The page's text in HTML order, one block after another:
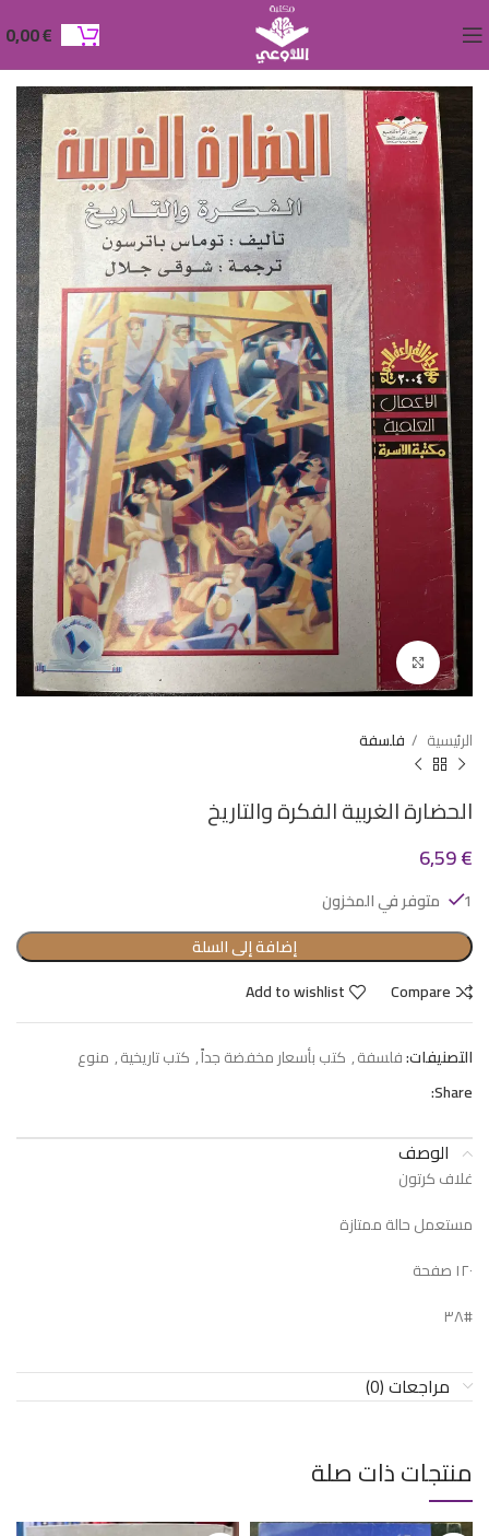
0,00€
Click to enlarge
الرئيسية فلسفة
الحضارة الغربية الفكرة والتاريخ
6,59€
1 متوفر في المخزون
إضافة إلى السلة
Compare
Add to wishlist
التصنيفات:فلسفة, كتب بأسعار مخفضة جداً, كتب تاريخية, منوع
Share:
الوصف
غلاف كرتون
مستعمل حالة ممتازة
١٢٠ صفحة
#٣٨
مراجعات (0)
منتجات ذات صلة